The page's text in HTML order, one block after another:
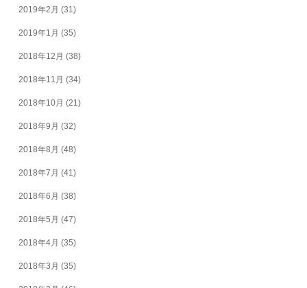
2019年2月 (31)
2019年1月 (35)
2018年12月 (38)
2018年11月 (34)
2018年10月 (21)
2018年9月 (32)
2018年8月 (48)
2018年7月 (41)
2018年6月 (38)
2018年5月 (47)
2018年4月 (35)
2018年3月 (35)